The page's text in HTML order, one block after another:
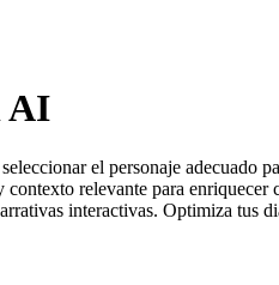
AI
el personaje adecuado
relevante para enriquecer
interactivas. Optimiza tus